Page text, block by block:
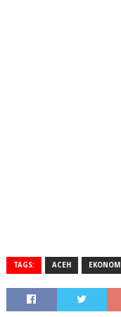
TAGS: ACEH